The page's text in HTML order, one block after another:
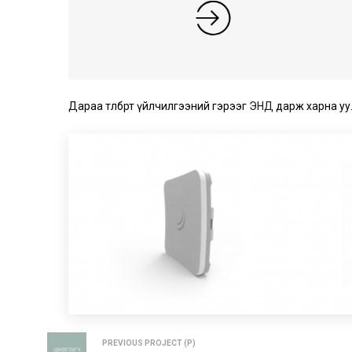
Дараа төлбөрт үйлчилгээний гэрээг ЭНД дарж харна уу.
PREVIOUS PROJECT (P)